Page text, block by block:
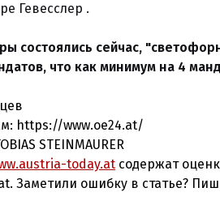
Гевесслер .
состоялись сейчас,
что как минимум на 4
https://www.oe24.at/
STEINMAURER
today.at содержат
Заметили ошибку в статье?